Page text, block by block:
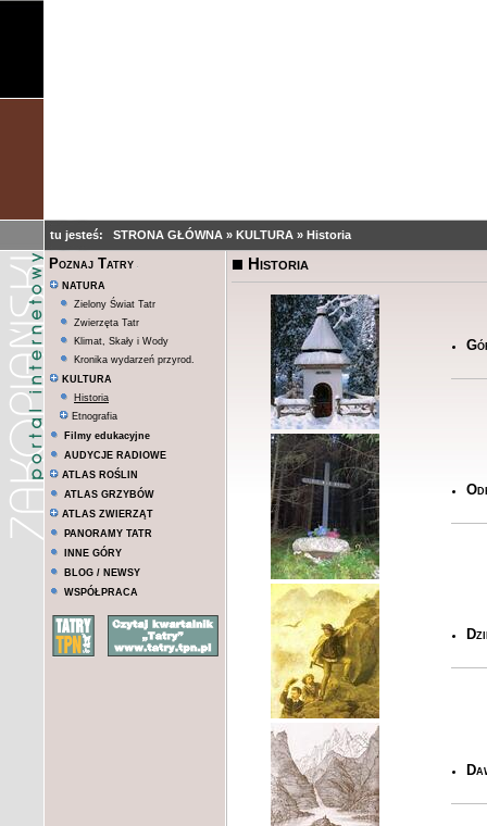
tu jesteś: STRONA GŁÓWNA » KULTURA » Historia
Poznaj Tatry
NATURA
Zielony Świat Tatr
Zwierzęta Tatr
Klimat, Skały i Wody
Kronika wydarzeń przyrod.
KULTURA
Historia
Etnografia
Filmy edukacyjne
AUDYCJE RADIOWE
ATLAS ROŚLIN
ATLAS GRZYBÓW
ATLAS ZWIERZĄT
PANORAMY TATR
INNE GÓRY
BLOG / NEWSY
WSPÓŁPRACA
Historia